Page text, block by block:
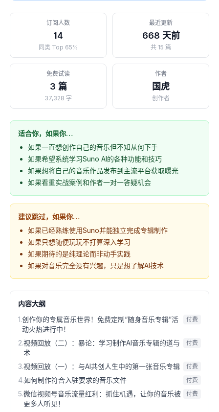
订阅人数
14
同类 Top 65%
最近更新
668 天前
共 15 篇
免费试读
3 篇
37,328 字
作者
国虎
创作者
适合你，如果你…
如果一直想创作自己的音乐但不知从何下手
如果希望系统学习Suno AI的各种功能和技巧
如果想将自己的音乐作品发布到主流平台获取曝光
如果看重实战案例和作者一对一答疑机会
建议跳过，如果你…
如果已经熟练使用Suno并能独立完成专辑制作
如果只想随便玩玩不打算深入学习
如果期待的是纯理论而非动手实践
如果对音乐完全没有兴趣，只是想了解AI技术
内容大纲
1.创作你的专属音乐世界！免费定制“随身音乐专辑”活
动火热进行中！
付费
2.视频回放（二）：暴论：学习制作AI音乐专辑的道与
术
付费
3.视频回放（一）：与AI共创人生中的第一张音乐专辑 付费
4.如何制作符合入驻要求的音乐文件 付费
5.微信视频号音乐流量红利：抓住机遇，让你的音乐被
更多人听见！
付费